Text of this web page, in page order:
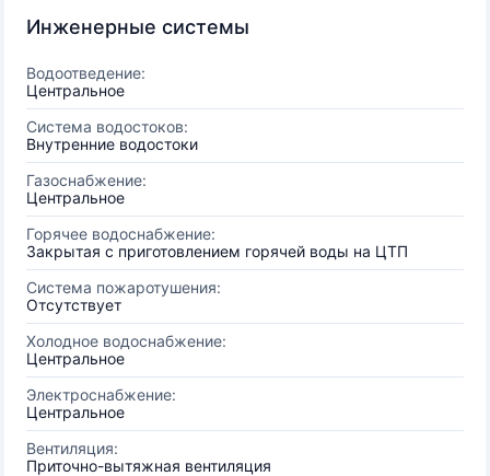
Инженерные системы
Водоотведение:
Центральное
Система водостоков:
Внутренние водостоки
Газоснабжение:
Центральное
Горячее водоснабжение:
Закрытая с приготовлением горячей воды на ЦТП
Система пожаротушения:
Отсутствует
Холодное водоснабжение:
Центральное
Электроснабжение:
Центральное
Вентиляция:
Приточно-вытяжная вентиляция